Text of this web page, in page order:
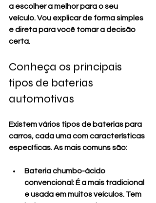
a escolher a melhor para o seu
veículo. Vou explicar de forma simples
e direta para você tomar a decisão
certa.
Conheça os principais
tipos de baterias
automotivas
Existem vários tipos de baterias para
carros, cada uma com características
específicas. As mais comuns são:
Bateria chumbo-ácido
convencional: É a mais tradicional
e usada em muitos veículos. Tem